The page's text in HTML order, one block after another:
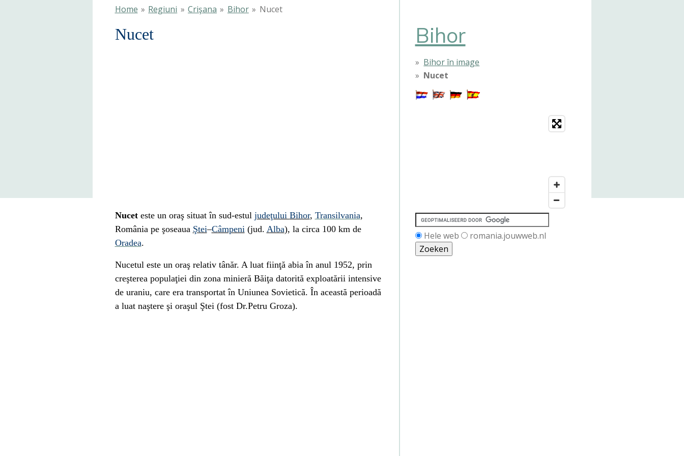
Home » Regiuni » Crişana » Bihor » Nucet
Nucet
Nuceteste un oraş situat în sud-estul judeţului Bihor, Transilvania,
Româniape şoseaua Ştei–Câmpeni(jud. Alba), la circa 100 km de
Oradea.
Nucetul este un oraş relativ tânăr. A luat fiinţă abia în anul 1952, prin
creşterea populaţiei din zona minieră Băiţadatorită exploatării intensive
de uraniu, care era transportat în Uniunea Sovietică. În această perioadă
a luat naştere şi oraşul Ştei(fost Dr.Petru Groza).
Bihor
Bihor în image
Nucet
Hele web romania.jouwweb.nl